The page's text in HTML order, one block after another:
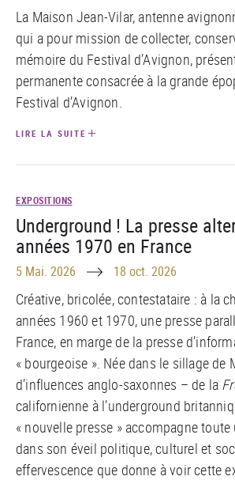
La Maison Jean-Vilar, antenne
qui a pour mission de collecter,
mémoire du Festival d’Avignon,
permanente consacrée à la grande
Festival d’Avignon.
LIRE LA SUITE
EXPOSITIONS
Underground ! La presse
années 1970 en France
5 Mai. 2026 Until 18 oct. 2026
Créative, bricolée, contestataire : à la
années 1960 et 1970, une presse
France, en marge de la presse
« bourgeoise ». Née dans le sillage de
d’influences anglo-saxonnes – de la
californienne à l’underground
« nouvelle presse » accompagne
dans son éveil politique, culturel et
effervescence que donne à voir cette